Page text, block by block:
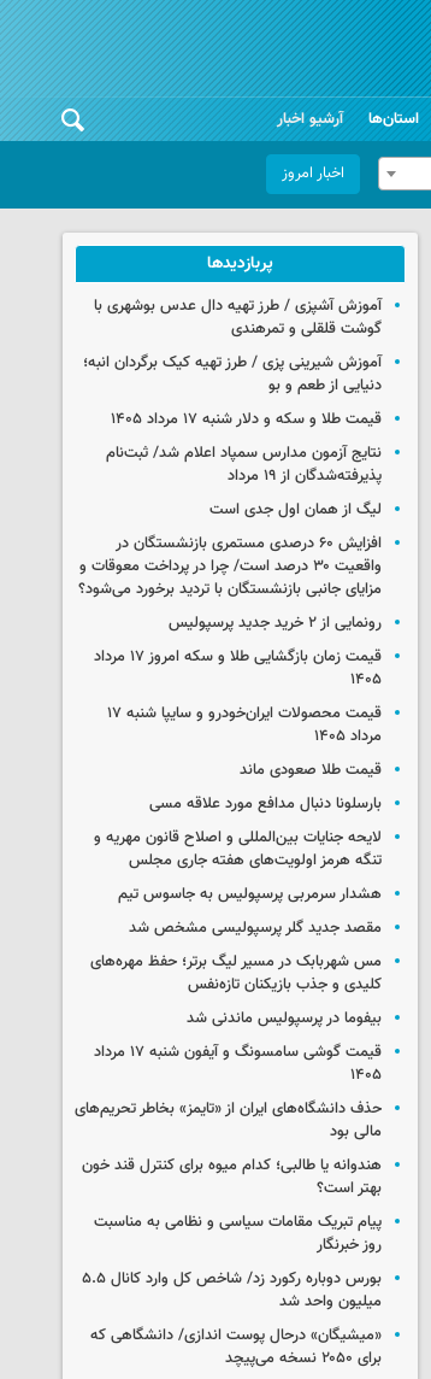
استان‌ها آرشیو اخبار
اخبار امروز
پربازدیدها
آموزش آشپزی / طرز تهیه دال عدس بوشهری با
گوشت قلقلی و تمرهندی
آموزش شیرینی پزی / طرز تهیه کیک برگردان انبه؛
دنیایی از طعم و بو
قیمت طلا و سکه و دلار شنبه ۱۷ مرداد ۱۴۰۵
نتایج آزمون مدارس سمپاد اعلام شد/ ثبت‌نام
پذیرفته‌شدگان از ۱۹ مرداد
لیگ از همان اول جدی است
افزایش ۶۰ درصدی مستمری‌ بازنشستگان در
واقعیت ۳۰ درصد است/ چرا در پرداخت معوقات و
مزایای جانبی بازنشستگان با تردید برخورد می‌شود؟
رونمایی از ۲ خرید جدید پرسپولیس
قیمت زمان بازگشایی طلا و سکه امروز ۱۷ مرداد
۱۴۰۵
قیمت محصولات ایران‌خودرو و سایپا شنبه ۱۷
مرداد ۱۴۰۵
قیمت طلا صعودی ماند
بارسلونا دنبال مدافع مورد علاقه مسی
لایحه جنایات بین‌المللی و اصلاح قانون مهریه و
تنگه هرمز اولویت‌های هفته جاری مجلس
هشدار سرمربی پرسپولیس به جاسوس تیم
مقصد جدید گلر پرسپولیسی مشخص شد
مس شهربابک در مسیر لیگ برتر؛ حفظ مهره‌های
کلیدی و جذب بازیکنان تازه‌نفس
بیفوما در پرسپولیس ماندنی شد
قیمت گوشی سامسونگ و آیفون شنبه ۱۷ مرداد
۱۴۰۵
حذف دانشگاه‌های ایران از «تایمز» بخاطر تحریم‌های
مالی بود
هندوانه یا طالبی؛ کدام‌ میوه برای کنترل قند خون
بهتر است؟
پیام تبریک مقامات سیاسی و نظامی به مناسبت
روز خبرنگار
بورس دوباره رکورد زد/ شاخص کل وارد کانال ۵.۵
میلیون واحد شد
«میشیگان» درحال پوست اندازی/ دانشگاهی که
برای ۲۰۵۰ نسخه می‌پیچد